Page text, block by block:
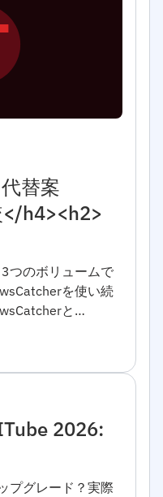
替案
h4><h2>
つのボリュームで
を使い続
と
2026:
プグレード？実際